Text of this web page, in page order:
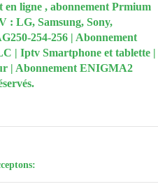
ligne , abonnement Prmium
: LG, Samsung, Sony,
254-256 | Abonnement
| Iptv Smartphone et tablette |
| Abonnement ENIGMA2